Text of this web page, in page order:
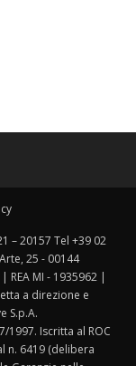
– 20157 Tel +39 02
25 - 00144
REA MI - 1935962 |
a direzione e
S.p.A.
1997. Iscritta al ROC
n. 6419 (delibera